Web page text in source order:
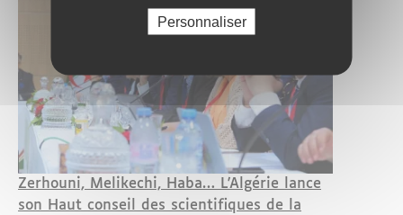
Zerhouni, Melikechi, Haba… L'Algérie lance
son Haut conseil des scientifiques de la
Personnaliser